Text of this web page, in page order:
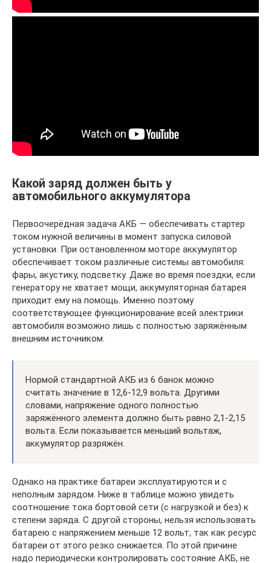
Какой заряд должен быть у
автомобильного аккумулятора
Первоочерёдная задача АКБ — обеспечивать стартер
током нужной величины в момент запуска силовой
установки. При остановленном моторе аккумулятор
обеспечивает током различные системы автомобиля:
фары, акустику, подсветку. Даже во время поездки, если
генератору не хватает мощи, аккумуляторная батарея
приходит ему на помощь. Именно поэтому
соответствующее функционирование всей электрики
автомобиля возможно лишь с полностью заряжённым
внешним источником.
Нормой стандартной АКБ из 6 банок можно
считать значение в 12,6-12,9 вольта. Другими
словами, напряжение одного полностью
заряжённого элемента должно быть равно 2,1-2,15
вольта. Если показывается меньший вольтаж,
аккумулятор разряжён.
Однако на практике батареи эксплуатируются и с
неполным зарядом. Ниже в таблице можно увидеть
соотношение тока бортовой сети (с нагрузкой и без) к
степени заряда. С другой стороны, нельзя использовать
батарею с напряжением меньше 12 вольт, так как ресурс
батареи от этого резко снижается. По этой причине
надо периодически контролировать состояние АКБ, не